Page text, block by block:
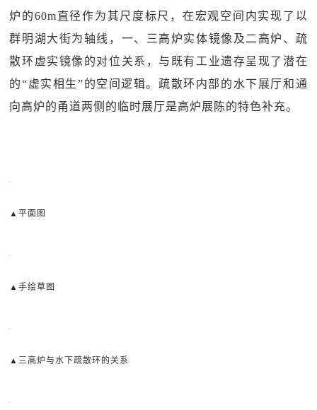
炉的60m直径作为其尺度标尺，在宏观空间内实现了以
群明湖大街为轴线，一、三高炉实体镜像及二高炉、疏
散环虚实镜像的对位关系，与既有工业遗存呈现了潜在
的“虚实相生”的空间逻辑。疏散环内部的水下展厅和通
向高炉的甬道两侧的临时展厅是高炉展陈的特色补充。
▲平面图
▲手绘草图
▲三高炉与水下疏散环的关系